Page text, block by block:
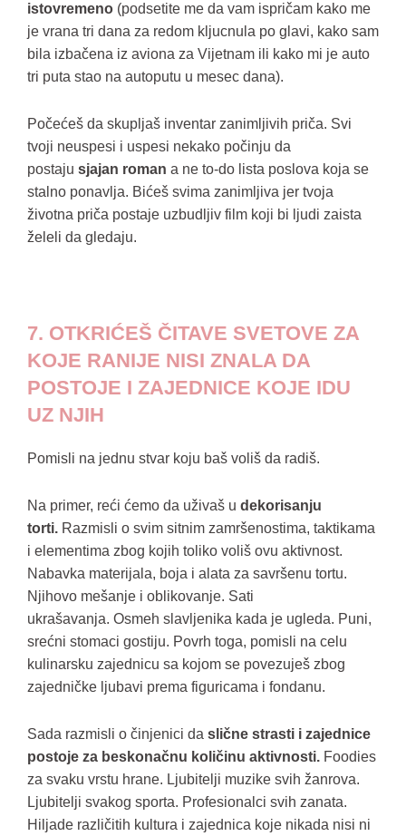
istovremeno (podsetite me da vam ispričam kako me
je vrana tri dana za redom kljucnula po glavi, kako sam
bila izbačena iz aviona za Vijetnam ili kako mi je auto
tri puta stao na autoputu u mesec dana).
Počećeš da skupljaš inventar zanimljivih priča. Svi
tvoji neuspesi i uspesi nekako počinju da
postaju sjajan roman a ne to-do lista poslova koja se
stalno ponavlja. Bićeš svima zanimljiva jer tvoja
životna priča postaje uzbudljiv film koji bi ljudi zaista
želeli da gledaju.
7. OTKRIĆEŠ ČITAVE SVETOVE ZA
KOJE RANIJE NISI ZNALA DA
POSTOJE I ZAJEDNICE KOJE IDU
UZ NJIH
Pomisli na jednu stvar koju baš voliš da radiš.
Na primer, reći ćemo da uživaš u dekorisanju
torti. Razmisli o svim sitnim zamršenostima, taktikama
i elementima zbog kojih toliko voliš ovu aktivnost.
Nabavka materijala, boja i alata za savršenu tortu.
Njihovo mešanje i oblikovanje. Sati
ukrašavanja. Osmeh slavljenika kada je ugleda. Puni,
srećni stomaci gostiju. Povrh toga, pomisli na celu
kulinarsku zajednicu sa kojom se povezuješ zbog
zajedničke ljubavi prema figuricama i fondanu.
Sada razmisli o činjenici da slične strasti i zajednice
postoje za beskonačnu količinu aktivnosti. Foodies
za svaku vrstu hrane. Ljubitelji muzike svih žanrova.
Ljubitelji svakog sporta. Profesionalci svih zanata.
Hiljade različitih kultura i zajednica koje nikada nisi ni